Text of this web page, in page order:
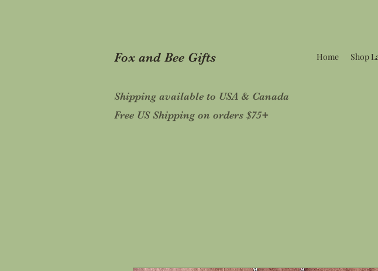
Home Shop
Fox and Bee Gifts
Shipping available to USA & Canada
Free US Shipping on orders $75+